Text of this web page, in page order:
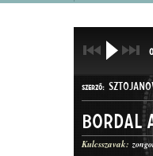
SZERZŐ:
Bordal
Kulcsszavak: